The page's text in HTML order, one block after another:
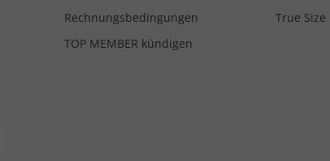
Rechnungsbedingungen
TOP MEMBER kündigen
True Size